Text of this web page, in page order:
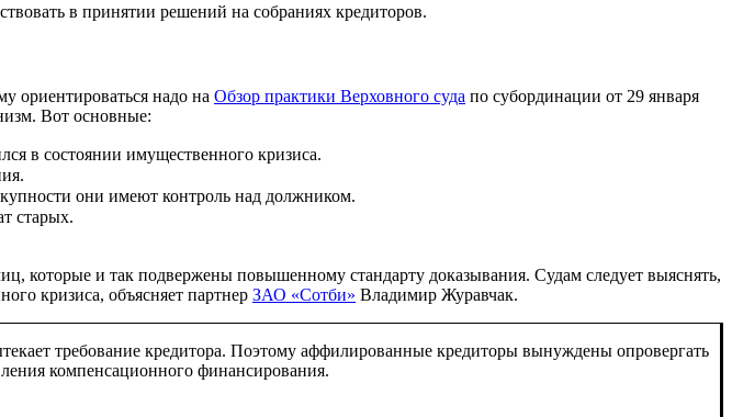
в принятии решений на собраниях кредиторов.
ориентироваться надо на Обзор практики Верховного суда по субординации от 29 января
Вот основные:
в состоянии имущественного кризиса.
они имеют контроль над должником.
старых.
которые и так подвержены повышенному стандарту доказывания. Судам следует выяснять,
кризиса, объясняет партнер ЗАО «Сотби» Владимир Журавчак.
требование кредитора. Поэтому аффилированные кредиторы вынуждены опровергать
компенсационного финансирования.